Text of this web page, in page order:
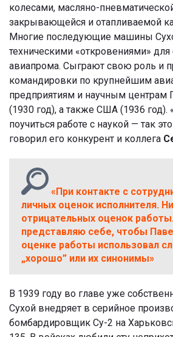
колесами, масляно-
закрывающейся и отапливаемой
Многие последующие машины
техническими «откровениями» для
авиапрома. Сыграют свою роль и
командировки по крупнейшим
предприятиям и научным центрам
(1930 год), а также США (1936
поучиться работе с наукой — так
говорил его конкурент и коллега
«При контакте с
личных оценок исполнителя.
отрицательных оценок
представляю себе, чтобы
оценке работы использовал
„хорошо” или их синонимы»
В 1939 году во главе уже
Сухой внедряет в серийное
бомбардировщик Су-2 на